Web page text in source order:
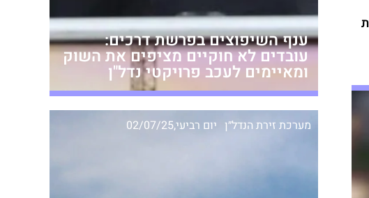
ענף השיפוצים בפרשת דרכים:
עובדים לא חוקיים מציפים את השוק
ומאיימים לעכב פרויקטי נדל"ן
מערכת זירת הנדל״ן יום רביעי,02/07/25